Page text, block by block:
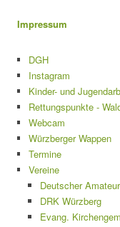
Impressum
DGH
Instagram
Kinder- und
Rettungspunkte -
Webcam
Würzberger Wappen
Termine
Vereine
Deutscher
DRK Würzberg
Evang.